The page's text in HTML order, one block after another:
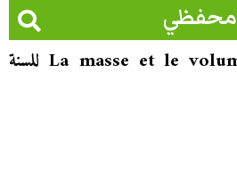
محفظي
تمارين La masse et le volume (Série 01) للسنة